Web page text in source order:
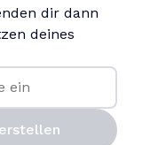
dir dann
deines